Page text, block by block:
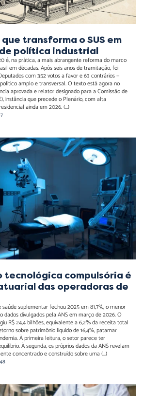
que transforma o SUS em
política industrial
é, na prática, a mais abrangente reforma do marco
em décadas. Após seis anos de tramitação, foi
com 352 votos a favor e 63 contrários —
amplo e transversal. O texto está agora no
aprovada e relator designado para a Comissão de
instância que precede o Plenário, com alta
ainda em 2026. (...)
tecnológica
é o novo risco
operadoras de
tecnológica compulsória é
das operadoras de
suplementar fechou 2025 em 81,7%, o menor
dados divulgados pela ANS em março de 2026. O
R$ 24,4 bilhões, equivalente a 6,2% da receita total
sobre patrimônio líquido de 16,4%, patamar
À primeira leitura, o setor parece ter
À segunda, os próprios dados da ANS revelam
concentrado e construído sobre uma (...)